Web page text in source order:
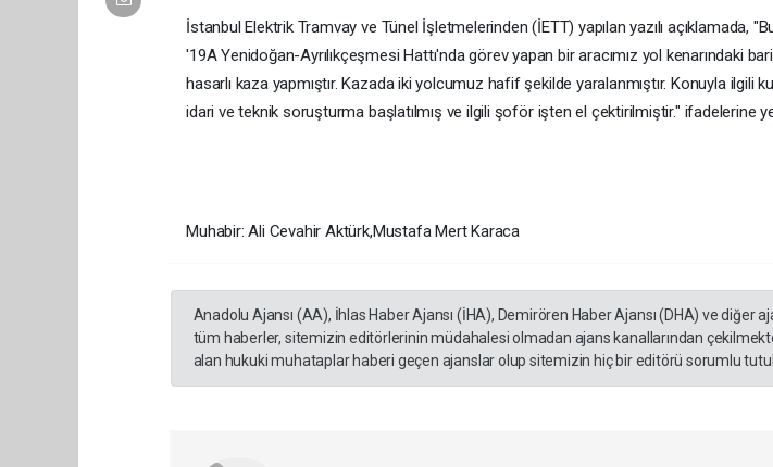
İstanbul Elektrik Tramvay ve Tünel İşletmelerinden (İETT) yapılan yazılı açıklamada,
'19A Yenidoğan-Ayrılıkçeşmesi Hattı'nda görev yapan bir aracımız yol kenarındaki
hasarlı kaza yapmıştır. Kazada iki yolcumuz hafif şekilde yaralanmıştır. Konuyla ilgili
idari ve teknik soruşturma başlatılmış ve ilgili şoför işten el çektirilmiştir." ifadelerine
Muhabir: Ali Cevahir Aktürk,Mustafa Mert Karaca
Anadolu Ajansı (AA), İhlas Haber Ajansı (İHA), Demirören Haber Ajansı (DHA) ve diğer
tüm haberler, sitemizin editörlerinin müdahalesi olmadan ajans kanallarından
alan hukuki muhataplar haberi geçen ajanslar olup sitemizin hiç bir editörü sorumlu